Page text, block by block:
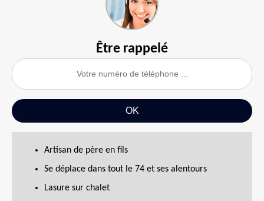
Être rappelé
Artisan de père en fils
Se déplace dans tout le 74 et ses alentours
Lasure sur chalet